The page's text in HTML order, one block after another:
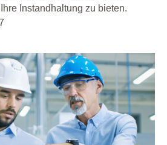
Instandhaltung zu bieten.